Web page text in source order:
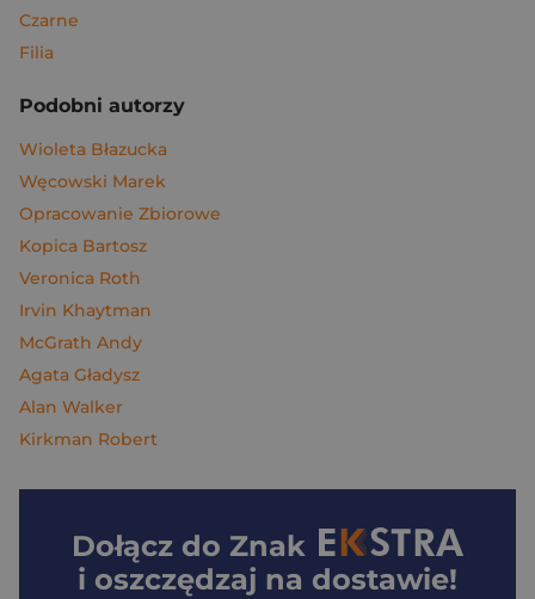
Czarne
Filia
Podobni autorzy
Wioleta Błazucka
Węcowski Marek
Opracowanie Zbiorowe
Kopica Bartosz
Veronica Roth
Irvin Khaytman
McGrath Andy
Agata Gładysz
Alan Walker
Kirkman Robert
Dołącz do Znak
i oszczędzaj na dostawie!